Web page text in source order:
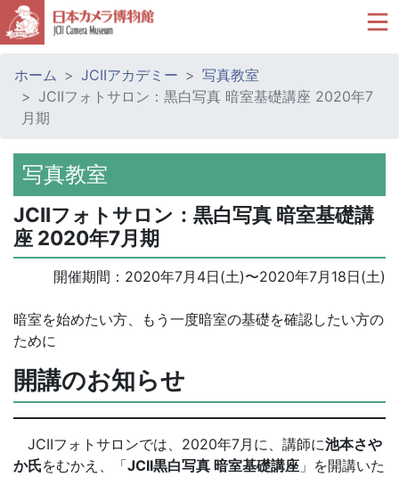
ホーム JCIIアカデミー
写真教室
JCIIフォトサロン：黒白写真 暗室基礎講座 2020年7
月期
写真教室
JCIIフォトサロン：黒白写真 暗室基礎講
座 2020年7月期
開催期間： 2020年7月4日(土)〜2020年7月18日(土)
暗室を始めたい方、もう一度暗室の基礎を確認したい方の
ために
開講のお知らせ
JCIIフォトサロンでは、2020年7月に、講師に池本さや
か氏をむかえ、「JCII黒白写真 暗室基礎講座 」を開講いた